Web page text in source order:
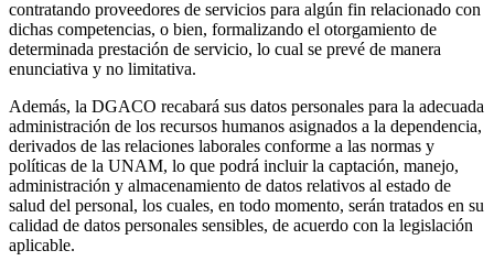
contratando proveedores de servicios para algún fin relacionado con
dichas competencias, o bien, formalizando el otorgamiento de
determinada prestación de servicio, lo cual se prevé de manera
enunciativa y no limitativa.
Además, la DGACO recabará sus datos personales para la adecuada
administración de los recursos humanos asignados a la dependencia,
derivados de las relaciones laborales conforme a las normas y
políticas de la UNAM, lo que podrá incluir la captación, manejo,
administración y almacenamiento de datos relativos al estado de
salud del personal, los cuales, en todo momento, serán tratados en su
calidad de datos personales sensibles, de acuerdo con la legislación
aplicable.